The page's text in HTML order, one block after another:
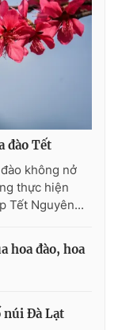
đào Tết
không nở
thực hiện
Tết Nguyên...
hoa đào, hoa
núi Đà Lạt